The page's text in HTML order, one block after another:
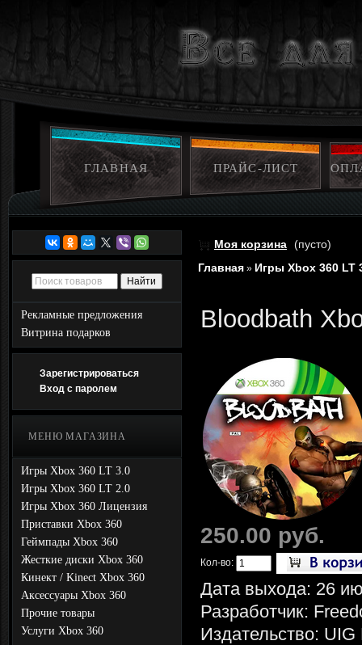
ГЛАВНАЯ ПРАЙС-ЛИСТ
Рекламные предложения
Витрина подарков
Зарегистрироваться
Вход с паролем
МЕНЮ МАГАЗИНА
Игры Xbox 360 LT 3.0
Игры Xbox 360 LT 2.0
Игры Xbox 360 Лицензия
Приставки Xbox 360
Геймпады Xbox 360
Жесткие диски Xbox 360
Кинект / Kinect Xbox 360
Аксессуары Xbox 360
Прочие товары
Услуги Xbox 360
Моя корзина (пусто)
Главная » Игры Xbox 360 LT
Bloodbath
250.00 руб.
Кол-во:
Дата выхода: 26
Разработчик:
Издательство: